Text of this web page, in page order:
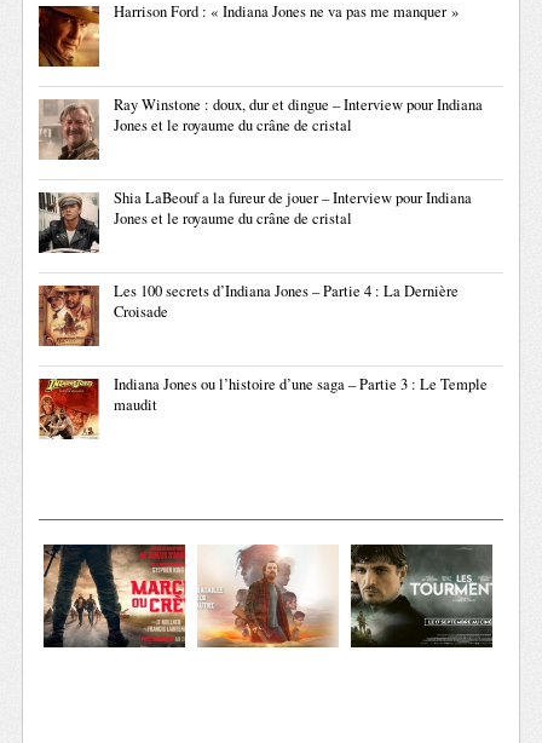
Harrison Ford : « Indiana Jones ne va pas me manquer »
Ray Winstone : doux, dur et dingue – Interview pour Indiana
Jones et le royaume du crâne de cristal
Shia LaBeouf a la fureur de jouer – Interview pour Indiana
Jones et le royaume du crâne de cristal
Les 100 secrets d’Indiana Jones – Partie 4 : La Dernière
Croisade
Indiana Jones ou l’histoire d’une saga – Partie 3 : Le Temple
maudit